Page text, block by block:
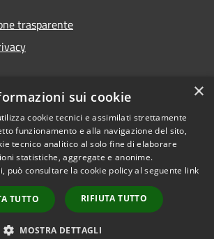
trasparente
accessibilità
Copyright © 2026 • Comune di
Paternò • Powered by
Municipium•
Accesso
redazione
×
sui cookie
cookie tecnici e assimilati strettamente
funzionamento e alla navigazione del sito,
tecnico analitico al solo fine di elaborare
statistiche, aggregate e anonime.
può consultare la cookie policy al seguente link
TUTTO RIFIUTA TUTTO
MOSTRA DETTAGLI